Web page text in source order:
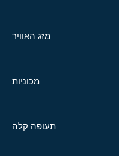
מזג האוויר
מכוניות
תעופה קלה